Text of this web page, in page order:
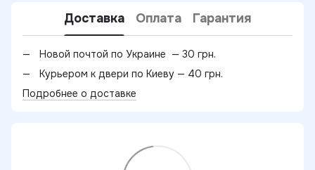
Доставка Оплата Гарантия
Новой почтой по Украине — 30 грн.
Курьером к двери по Киеву — 40 грн.
Подробнее о доставке